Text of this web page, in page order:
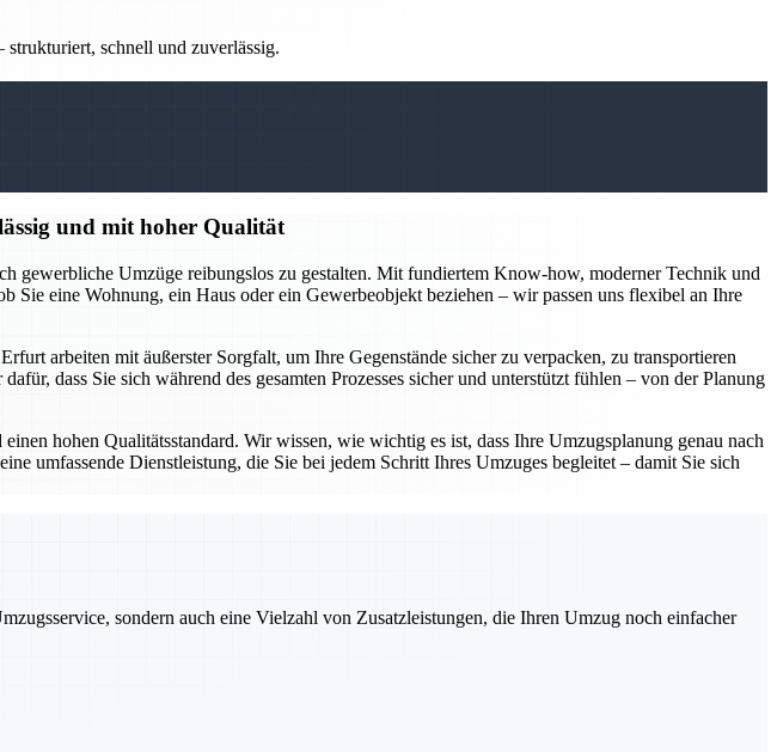
schnell und zuverlässig.
und mit hoher Qualität
gewerbliche Umzüge reibungslos zu gestalten. Mit fundiertem Know-how, moderner Technik und
eine Wohnung, ein Haus oder ein Gewerbeobjekt beziehen – wir passen uns flexibel an Ihre
arbeiten mit äußerster Sorgfalt, um Ihre Gegenstände sicher zu verpacken, zu transportieren
dass Sie sich während des gesamten Prozesses sicher und unterstützt fühlen – von der Planung
hohen Qualitätsstandard. Wir wissen, wie wichtig es ist, dass Ihre Umzugsplanung genau nach
umfassende Dienstleistung, die Sie bei jedem Schritt Ihres Umzuges begleitet – damit Sie sich
sondern auch eine Vielzahl von Zusatzleistungen, die Ihren Umzug noch einfacher